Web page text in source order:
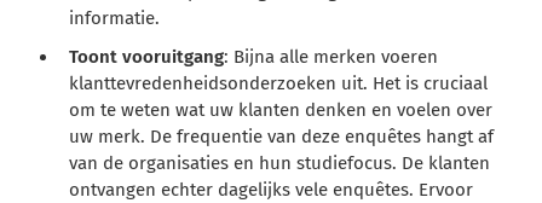
informatie.
Toont vooruitgang: Bijna alle merken voeren
klanttevredenheidsonderzoeken uit. Het is cruciaal
om te weten wat uw klanten denken en voelen over
uw merk. De frequentie van deze enquêtes hangt af
van de organisaties en hun studiefocus. De klanten
ontvangen echter dagelijks vele enquêtes. Ervoor